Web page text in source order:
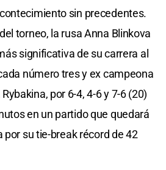
sin precedentes.
torneo, la rusa Anna Blinkova
significativa de su carrera al
número tres y ex campeona
por 6-4, 4-6 y 7-6 (20)
en un partido que quedará
por su tie-break récord de 42